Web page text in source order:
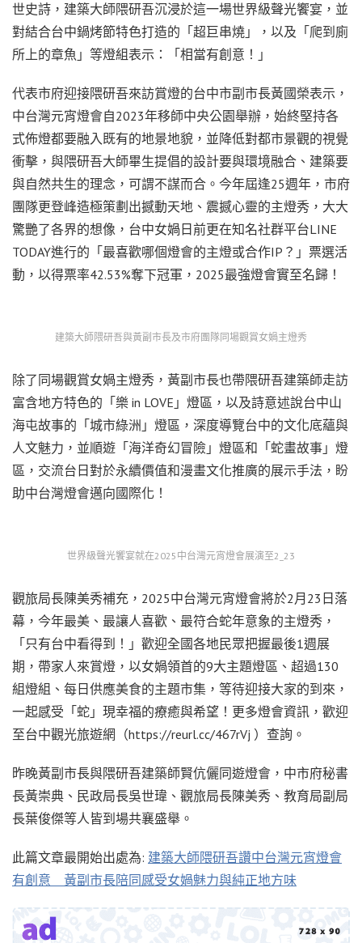
世史詩，建築大師隈研吾沉浸於這一場世界級聲光饗宴，並
對結合台中鍋烤節特色打造的「超巨串燒」，以及「爬到廁
所上的章魚」等燈組表示：「相當有創意！」
代表市府迎接隈研吾來訪賞燈的台中市副市長黃國榮表示，
中台灣元宵燈會自2023年移師中央公園舉辦，始終堅持各
式佈燈都要融入既有的地景地貌，並降低對都市景觀的視覺
衝擊，與隈研吾大師畢生提倡的設計要與環境融合、建築要
與自然共生的理念，可謂不謀而合。今年屆逢25週年，市府
團隊更登峰造極策劃出撼動天地、震撼心靈的主燈秀，大大
驚艷了各界的想像，台中女媧日前更在知名社群平台LINE
TODAY進行的「最喜歡哪個燈會的主燈或合作IP？」票選活
動，以得票率42.53%奪下冠軍，2025最強燈會實至名歸！
建築大師隈研吾與黃副市長及市府團隊同場觀賞女媧主燈秀
除了同場觀賞女媧主燈秀，黃副市長也帶隈研吾建築師走訪
富含地方特色的「樂 in LOVE」燈區，以及詩意述說台中山
海屯故事的「城市綠洲」燈區，深度導覽台中的文化底蘊與
人文魅力，並順遊「海洋奇幻冒險」燈區和「蛇畫故事」燈
區，交流台日對於永續價值和漫畫文化推廣的展示手法，盼
助中台灣燈會邁向國際化！
世界級聲光饗宴就在2025中台灣元宵燈會展演至2_23
觀旅局長陳美秀補充，2025中台灣元宵燈會將於2月23日落
幕，今年最美、最讓人喜歡、最符合蛇年意象的主燈秀，
「只有台中看得到！」歡迎全國各地民眾把握最後1週展
期，帶家人來賞燈，以女媧領首的9大主題燈區、超過130
組燈組、每日供應美食的主題市集，等待迎接大家的到來，
一起感受「蛇」現幸福的療癒與希望！更多燈會資訊，歡迎
至台中觀光旅遊網（https://reurl.cc/467rVj ）查詢。
昨晚黃副市長與隈研吾建築師賢伉儷同遊燈會，中市府秘書
長黃崇典、民政局長吳世瑋、觀旅局長陳美秀、教育局副局
長葉俊傑等人皆到場共襄盛舉。
此篇文章最開始出處為: 建築大師隈研吾讚中台灣元宵燈會
有創意 黃副市長陪同感受女媧魅力與純正地方味